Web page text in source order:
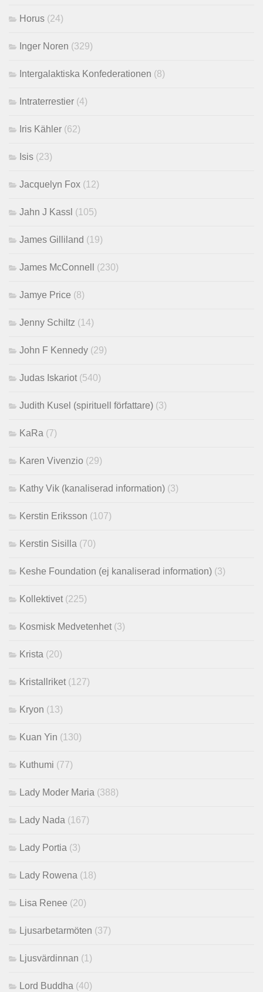
Horus (24)
Inger Noren (329)
Intergalaktiska Konfederationen (8)
Intraterrestier (4)
Iris Kähler (62)
Isis (23)
Jacquelyn Fox (12)
Jahn J Kassl (105)
James Gilliland (19)
James McConnell (230)
Jamye Price (8)
Jenny Schiltz (14)
John F Kennedy (29)
Judas Iskariot (540)
Judith Kusel (spirituell författare) (3)
KaRa (7)
Karen Vivenzio (29)
Kathy Vik (kanaliserad information) (3)
Kerstin Eriksson (107)
Kerstin Sisilla (70)
Keshe Foundation (ej kanaliserad information) (3)
Kollektivet (225)
Kosmisk Medvetenhet (3)
Krista (20)
Kristallriket (127)
Kryon (13)
Kuan Yin (130)
Kuthumi (77)
Lady Moder Maria (388)
Lady Nada (167)
Lady Portia (3)
Lady Rowena (18)
Lisa Renee (20)
Ljusarbetarmöten (37)
Ljusvärdinnan (1)
Lord Buddha (40)